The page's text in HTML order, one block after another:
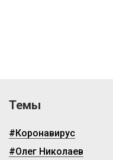
Темы
#Коронавирус
#Олег Николаев